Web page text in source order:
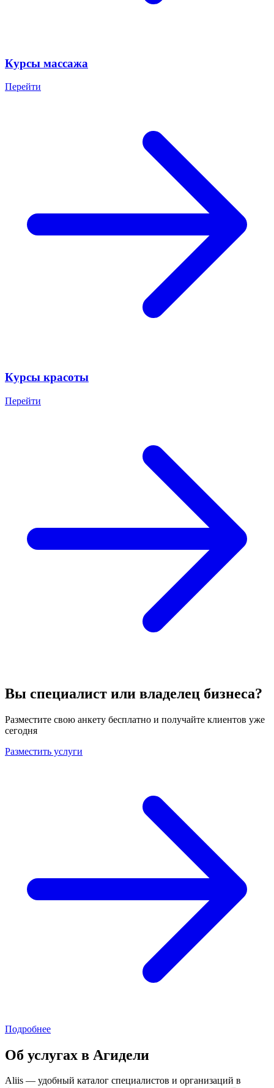
Курсы массажа
Перейти
Курсы красоты
Перейти
Вы специалист или владелец бизнеса?
Разместите свою анкету бесплатно и получайте клиентов уже
сегодня
Разместить услуги
Подробнее
Об услугах в Агидели
Aliis — удобный каталог специалистов и организаций в